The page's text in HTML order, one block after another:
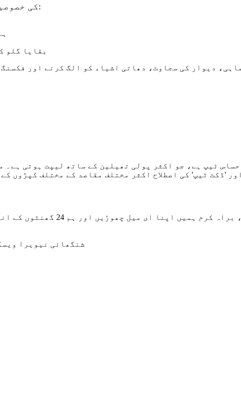
کی:
بقایا گلو
دیوار کی سجاوٹ، دھاتی اشیاء کو الگ کرنے اور
ٹیپ ہے، جو اکثر پولی تھیلین کے ساتھ لیپت ہوتی ہے۔
'ڈکٹ ٹیپ' کی اصطلاح اکثر مختلف مقاصد کے مختلف کپڑوں
چھوڑیں اور ہم 24 گھنٹوں کے اندر رابطے میں رہیں گے۔
شنگھائی نیویرا